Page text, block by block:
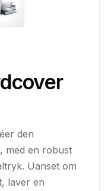
den
med en robust
Uanset om
laver en